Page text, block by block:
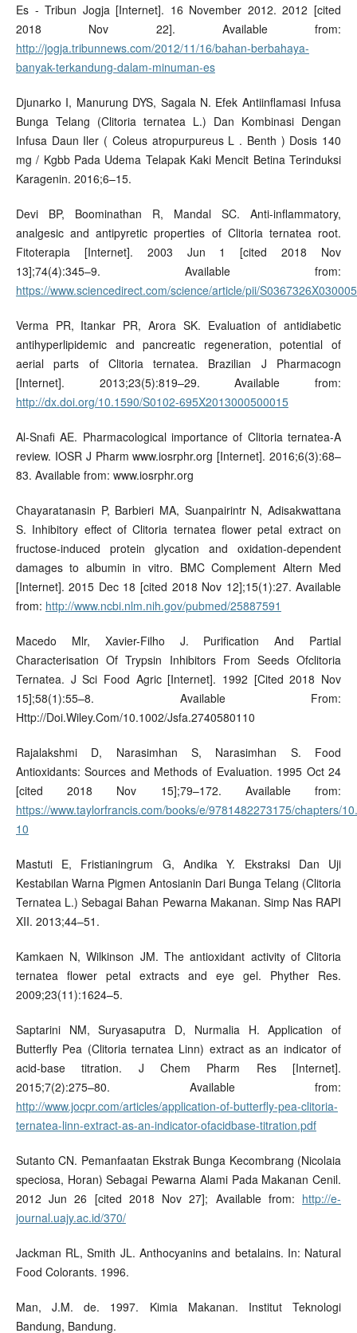
Es - Tribun Jogja [Internet]. 16 November 2012. 2012 [cited
2018 Nov 22]. Available from:
http://jogja.tribunnews.com/2012/11/16/bahan-berbahaya-
banyak-terkandung-dalam-minuman-es
Djunarko I, Manurung DYS, Sagala N. Efek Antiinflamasi Infusa
Bunga Telang (Clitoria ternatea L.) Dan Kombinasi Dengan
Infusa Daun Iler ( Coleus atropurpureus L . Benth ) Dosis 140
mg / Kgbb Pada Udema Telapak Kaki Mencit Betina Terinduksi
Karagenin. 2016;6–15.
Devi BP, Boominathan R, Mandal SC. Anti-inflammatory,
analgesic and antipyretic properties of Clitoria ternatea root.
Fitoterapia [Internet]. 2003 Jun 1 [cited 2018 Nov
13];74(4):345–9. Available from:
https://www.sciencedirect.com/science/article/pii/
Verma PR, Itankar PR, Arora SK. Evaluation of antidiabetic
antihyperlipidemic and pancreatic regeneration, potential of
aerial parts of Clitoria ternatea. Brazilian J Pharmacogn
[Internet]. 2013;23(5):819–29. Available from:
http://dx.doi.org/10.1590/S0102-695X2013000500015
Al-Snafi AE. Pharmacological importance of Clitoria ternatea-A
review. IOSR J Pharm www.iosrphr.org [Internet]. 2016;6(3):68–
83. Available from: www.iosrphr.org
Chayaratanasin P, Barbieri MA, Suanpairintr N, Adisakwattana
S. Inhibitory effect of Clitoria ternatea flower petal extract on
fructose-induced protein glycation and oxidation-dependent
damages to albumin in vitro. BMC Complement Altern Med
[Internet]. 2015 Dec 18 [cited 2018 Nov 12];15(1):27. Available
from: http://www.ncbi.nlm.nih.gov/pubmed/25887591
Macedo Mlr, Xavier-Filho J. Purification And Partial
Characterisation Of Trypsin Inhibitors From Seeds Ofclitoria
Ternatea. J Sci Food Agric [Internet]. 1992 [Cited 2018 Nov
15];58(1):55–8. Available From:
Http://Doi.Wiley.Com/10.1002/Jsfa.2740580110
Rajalakshmi D, Narasimhan S, Narasimhan S. Food
Antioxidants: Sources and Methods of Evaluation. 1995 Oct 24
[cited 2018 Nov 15];79–172. Available from:
https://www.taylorfrancis.com/books/e/9781482273175/chapters/
10
Mastuti E, Fristianingrum G, Andika Y. Ekstraksi Dan Uji
Kestabilan Warna Pigmen Antosianin Dari Bunga Telang (Clitoria
Ternatea L.) Sebagai Bahan Pewarna Makanan. Simp Nas RAPI
XII. 2013;44–51.
Kamkaen N, Wilkinson JM. The antioxidant activity of Clitoria
ternatea flower petal extracts and eye gel. Phyther Res.
2009;23(11):1624–5.
Saptarini NM, Suryasaputra D, Nurmalia H. Application of
Butterfly Pea (Clitoria ternatea Linn) extract as an indicator of
acid-base titration. J Chem Pharm Res [Internet].
2015;7(2):275–80. Available from:
http://www.jocpr.com/articles/application-of-butterfly-pea-clitoria-
ternatea-linn-extract-as-an-indicator-ofacidbase-titration.pdf
Sutanto CN. Pemanfaatan Ekstrak Bunga Kecombrang (Nicolaia
speciosa, Horan) Sebagai Pewarna Alami Pada Makanan Cenil.
2012 Jun 26 [cited 2018 Nov 27]; Available from: http://e-
journal.uajy.ac.id/370/
Jackman RL, Smith JL. Anthocyanins and betalains. In: Natural
Food Colorants. 1996.
Man, J.M. de. 1997. Kimia Makanan. Institut Teknologi
Bandung, Bandung.